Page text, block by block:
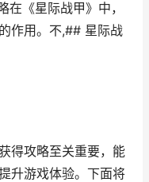
《星际战甲》中，
作用。不,## 星际战
得攻略至关重要，能
升游戏体验。下面将